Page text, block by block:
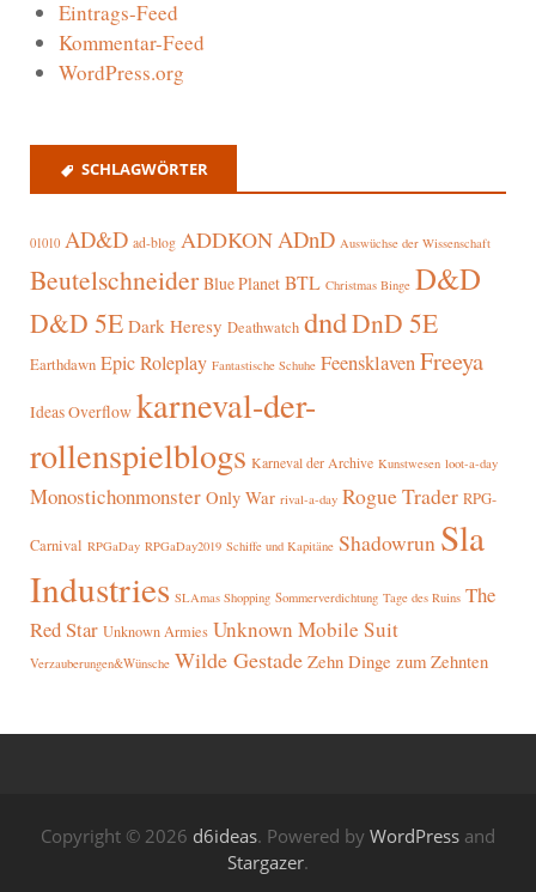
Eintrags-Feed
Kommentar-Feed
WordPress.org
SCHLAGWÖRTER
01010 AD&D ad-blog ADDKONADnD Auswüchse der Wissenschaft
Beutelschneider Blue Planet BTL Christmas Binge D&D
D&D 5E Dark Heresy Deathwatch dndDnD 5E
Earthdawn Epic Roleplay Fantastische Schuhe FeensklavenFreeya
Ideas Overflow karneval-der-
rollenspielblogs Karneval der Archive Kunstwesen loot-a-day
Monostichonmonster Only War rival-a-day Rogue Trader RPG-
Carnival RPGaDay RPGaDay2019 Schiffe und Kapitäne Shadowrun Sla
Industries SLAmas Shopping Sommerverdichtung Tage des Ruins The
Red Star Unknown Armies Unknown Mobile Suit
Verzauberungen&Wünsche Wilde Gestade Zehn Dinge zum Zehnten
Copyright © 2026 d6ideas. Powered by WordPress and
Stargazer.